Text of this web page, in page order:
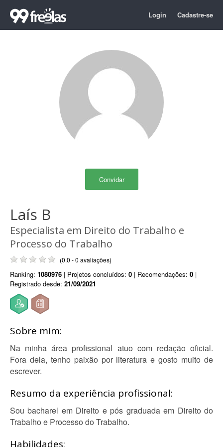
Login Cadastre-se
Convidar
Laís B
Especialista em Direito do Trabalho e
Processo do Trabalho
(0.0 - 0 avaliações)
Ranking: 1080976 | Projetos concluídos: 0 | Recomendações: 0 |
Registrado desde: 21/09/2021
Sobre mim:
Na minha área profissional atuo com redação oficial.
Fora dela, tenho paixão por literatura e gosto muito de
escrever.
Resumo da experiência profissional:
Sou bacharel em Direito e pós graduada em Direito do
Trabalho e Processo do Trabalho.
Habilidades: